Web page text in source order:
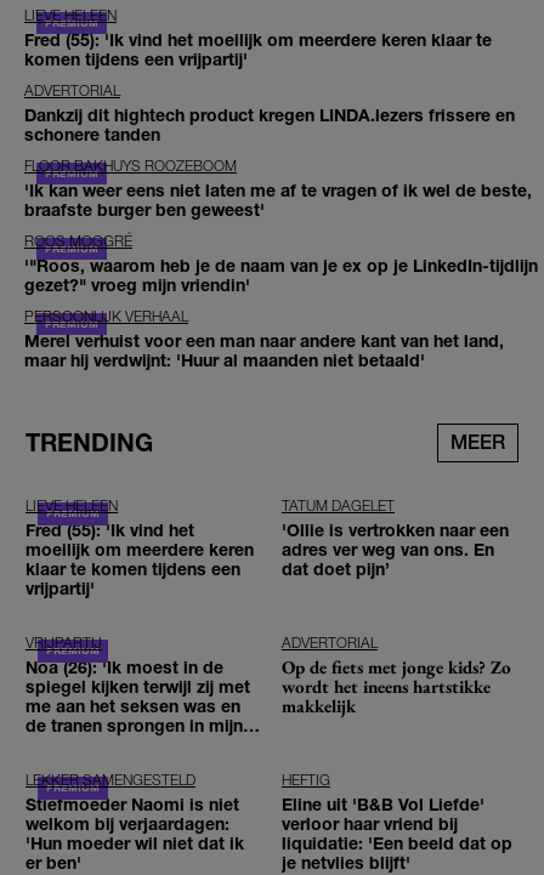
LIEVE HELEEN
Fred (55): 'Ik vind het moeilijk om meerdere keren klaar te
komen tijdens een vrijpartij'
ADVERTORIAL
Dankzij dit hightech product kregen LINDA.lezers frissere en
schonere tanden
FLOOR BAKHUYS ROOZEBOOM
'Ik kan weer eens niet laten me af te vragen of ik wel de beste,
braafste burger ben geweest'
ROOS MOGGRÉ
'"Roos, waarom heb je de naam van je ex op je LinkedIn-tijdlijn
gezet?" vroeg mijn vriendin'
PERSOONLIJK VERHAAL
Merel verhuist voor een man naar andere kant van het land,
maar hij verdwijnt: 'Huur al maanden niet betaald'
TRENDING MEER
LIEVE HELEEN
Fred (55): 'Ik vind het
moeilijk om meerdere keren
klaar te komen tijdens een
vrijpartij'
TATUM DAGELET
'Ollie is vertrokken naar een
adres ver weg van ons. En
dat doet pijn’
VRIJPARTIJ
Noa (26): 'Ik moest in de
spiegel kijken terwijl zij met
me aan het seksen was en
de tranen sprongen in mijn
ADVERTORIAL
Op de fiets met jonge kids? Zo
wordt het ineens hartstikke
makkelijk
LEKKER SAMENGESTELD
Stiefmoeder Naomi is niet
welkom bij verjaardagen:
'Hun moeder wil niet dat ik
er ben'
HEFTIG
Eline uit 'B&B Vol Liefde'
verloor haar vriend bij
liquidatie: 'Een beeld dat op
je netvlies blijft'